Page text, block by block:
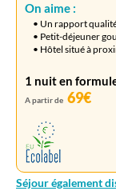
On aime :
• Un rapport
• Petit-déjeuner
• Hôtel situé à
1 nuit en
A partir de 69€
Séjour également